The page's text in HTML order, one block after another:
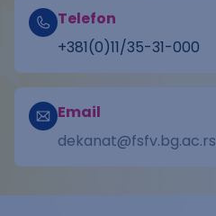
Telefon
+381(0)11/35-31-000
Email
dekanat@fsfv.bg.ac.rs